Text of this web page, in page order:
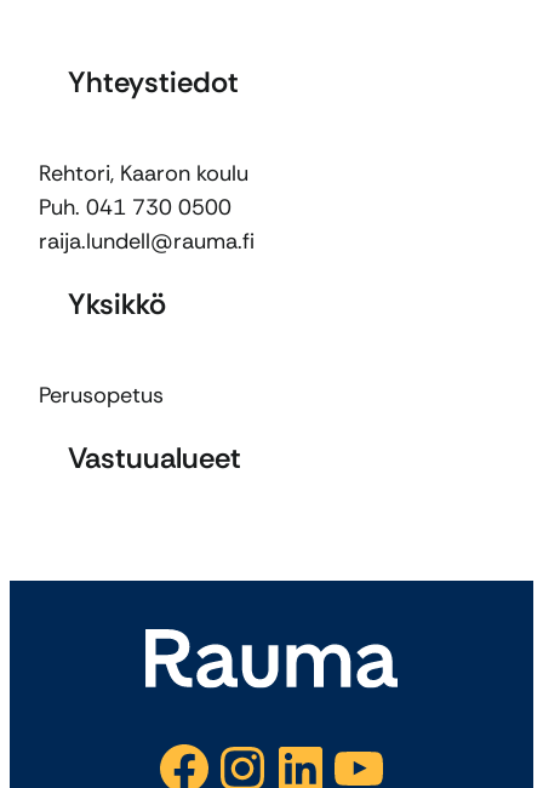
Yhteystiedot
Rehtori, Kaaron koulu
Puh. 041 730 0500
raija.lundell@rauma.fi
Yksikkö
Perusopetus
Vastuualueet
Facebook Instagram LinkedIn YouTube